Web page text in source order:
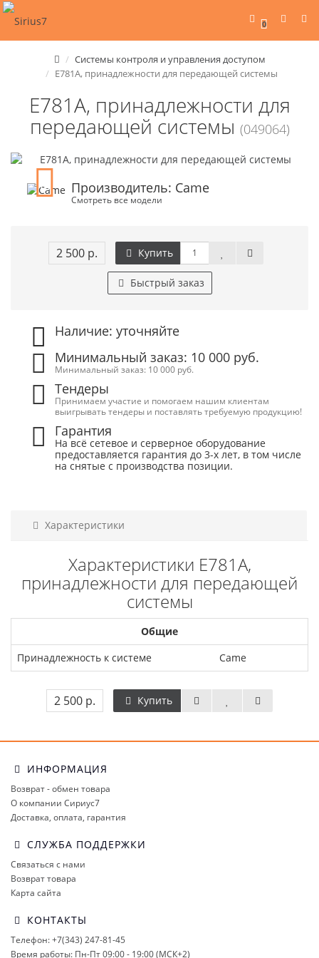
0
Системы контроля и управления доступом
Е781А, принадлежности для передающей системы
Е781А, принадлежности для
передающей системы (049064)
Производитель: Came
Смотреть все модели
2 500 р. Купить
Быстрый заказ
Наличие: уточняйте
Минимальный заказ: 10 000 руб.
Минимальный заказ: 10 000 руб.
Тендеры
Принимаем участие и помогаем нашим клиентам
выигрывать тендеры и поставлять требуемую продукцию!
Гарантия
На всё сетевое и серверное оборудование
предоставляется гарантия до 3-х лет, в том числе
на снятые с производства позиции.
Характеристики
Характеристики Е781А,
принадлежности для передающей
системы
Общие
Принадлежность к системе
Came
2 500 р. Купить
ИНФОРМАЦИЯ
Возврат - обмен товара
О компании Сириус7
Доставка, оплата, гарантия
СЛУЖБА ПОДДЕРЖКИ
Связаться с нами
Возврат товара
Карта сайта
КОНТАКТЫ
Телефон: +7(343) 247-81-45
Время работы: Пн-Пт 09:00 - 19:00 (МСК+2)